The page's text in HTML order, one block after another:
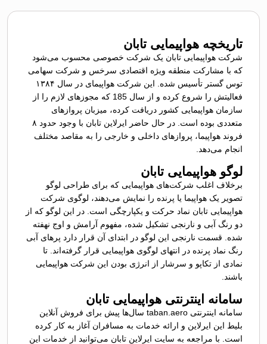
تاریخچه هواپیمایی تابان
شرکت هواپیمایی تابان یک شرکت خصوصی محسوب می‌شود
که با مشارکت منطقه ویژه اقتصادی سرخس و شرکت سهامی
توس گستر تأسیس شده. این شرکت هواپیمای در سال ۱۳۸۴
فعالیتش را شروع کرده و از سال 185 که مجوزهای لازم را از
سازمان هواپیمایی کشور دریافت کرده، میزبان پروازهای
متعددی بوده است. در حال حاضر ایرلاین تابان با وجود حدود ۸
فروند هواپیما، پروازهای داخلی و خارجی را به مقاصد مختلف
انجام می‌دهد.
لوگو هواپیمایی تابان
برخلاف اغلب شرکت‌های هواپیمایی که برای طراحی لوگو
تصویر یک هواپیما یا پرنده را نمایش می‌دهند، لوگوی شرکت
هواپیمایی تابان نماد حرکت و یکپارچگی است. در این لوگو که از
دو رنگ آبی و نارنجی تشکیل شده، مفهوم آرامش و اوج نهفته
شده. قسمت نارنجی این لوگو در ابتدای آن قرار دارد پرهای آبی
رنگ نماد پرنده در انتهای لوگوی هواپیمایی قرار گرفته‌اند. تا
نمادی از تکاپو و سرشار از انرژی بودن این شرکت هواپیمایی
باشند.
سامانه اینترنتی هواپیمایی تابان
سامانه اینترنتی taban.aero سال‌ها پیش برای فروش آنلاین
بلیط این ایرلاین و ارائه خدمات به مسافران آغاز به کار کرده
است. با مراجعه به سایت ایرلاین تابان می‌توانید از خدمات این